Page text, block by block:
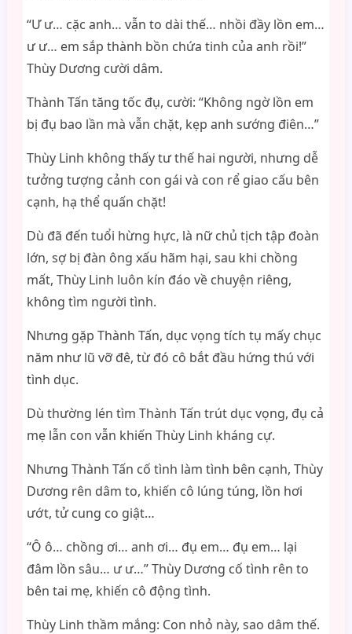
“Ư ư… cặc anh… vẫn to dài thế… nhồi đầy lồn em…
ư ư… em sắp thành bồn chứa tinh của anh rồi!”
Thùy Dương cười dâm.
Thành Tấn tăng tốc đụ, cười: “Không ngờ lồn em
bị đụ bao lần mà vẫn chặt, kẹp anh sướng điên…”
Thùy Linh không thấy tư thế hai người, nhưng dễ
tưởng tượng cảnh con gái và con rể giao cấu bên
cạnh, hạ thể quấn chặt!
Dù đã đến tuổi hừng hực, là nữ chủ tịch tập đoàn
lớn, sợ bị đàn ông xấu hãm hại, sau khi chồng
mất, Thùy Linh luôn kín đáo về chuyện riêng,
không tìm người tình.
Nhưng gặp Thành Tấn, dục vọng tích tụ mấy chục
năm như lũ vỡ đê, từ đó cô bắt đầu hứng thú với
tình dục.
Dù thường lén tìm Thành Tấn trút dục vọng, đụ cả
mẹ lẫn con vẫn khiến Thùy Linh kháng cự.
Nhưng Thành Tấn cố tình làm tình bên cạnh, Thùy
Dương rên dâm to, khiến cô lúng túng, lồn hơi
ướt, tử cung co giật…
“Ô ô… chồng ơi… anh ơi… đụ em… đụ em… lại
đâm lồn sâu… ư ư…” Thùy Dương cố tình rên to
bên tai mẹ, khiến cô động tình.
Thùy Linh thầm mắng: Con nhỏ này, sao dâm thế.